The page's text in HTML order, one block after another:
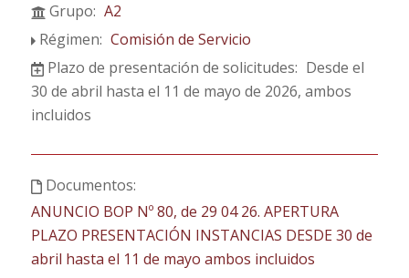
Grupo: A2
Régimen: Comisión de Servicio
Plazo de presentación de solicitudes: Desde el
30 de abril hasta el 11 de mayo de 2026, ambos
incluidos
Documentos:
ANUNCIO BOP Nº 80, de 29 04 26. APERTURA
PLAZO PRESENTACIÓN INSTANCIAS DESDE 30 de
abril hasta el 11 de mayo ambos incluidos